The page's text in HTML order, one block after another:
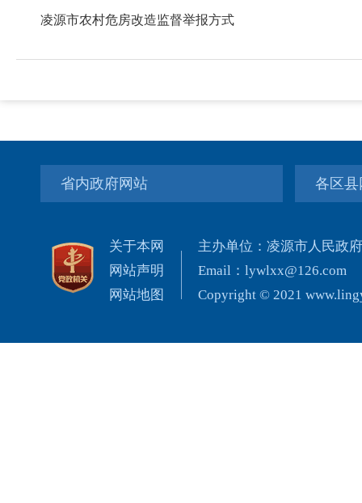
凌源市农村危房改造监督举报方式
省内政府网站 各区县
关于本网
网站声明
网站地图
主办单位：凌源市人民政府
Email：lywlxx@126.com
Copyright © 2021